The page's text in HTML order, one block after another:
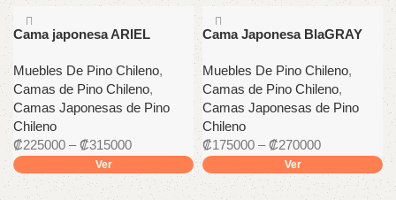
Cama japonesa ARIEL
Muebles De Pino Chileno,
Camas de Pino Chileno,
Camas Japonesas de Pino
Chileno
₡225000 –₡315000
Ver
Cama Japonesa BlaGRAY
Muebles De Pino Chileno,
Camas de Pino Chileno,
Camas Japonesas de Pino
Chileno
₡175000 –₡270000
Ver